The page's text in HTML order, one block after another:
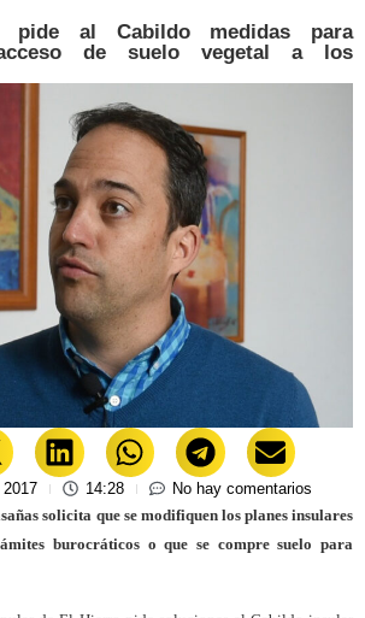
pide al Cabildo medidas para
de suelo vegetal a los
14:28
No hay comentarios
solicita que se modifiquen los planes insulares
burocráticos o que se compre suelo para